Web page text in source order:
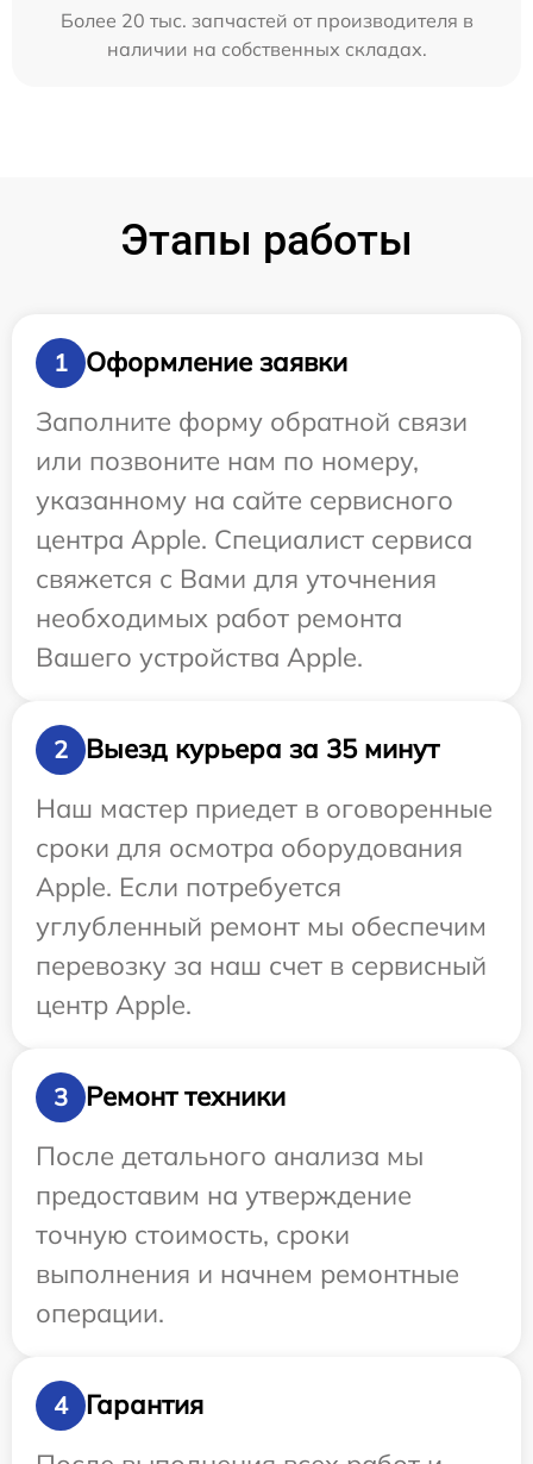
Более 20 тыс. запчастей от производителя в
наличии на собственных складах.
Этапы работы
1
Оформление заявки
Заполните форму обратной связи
или позвоните нам по номеру,
указанному на сайте сервисного
центра Apple. Специалист сервиса
свяжется с Вами для уточнения
необходимых работ ремонта
Вашего устройства Apple.
2
Выезд курьера за 35 минут
Наш мастер приедет в оговоренные
сроки для осмотра оборудования
Apple. Если потребуется
углубленный ремонт мы обеспечим
перевозку за наш счет в сервисный
центр Apple.
3
Ремонт техники
После детального анализа мы
предоставим на утверждение
точную стоимость, сроки
выполнения и начнем ремонтные
операции.
4
Гарантия